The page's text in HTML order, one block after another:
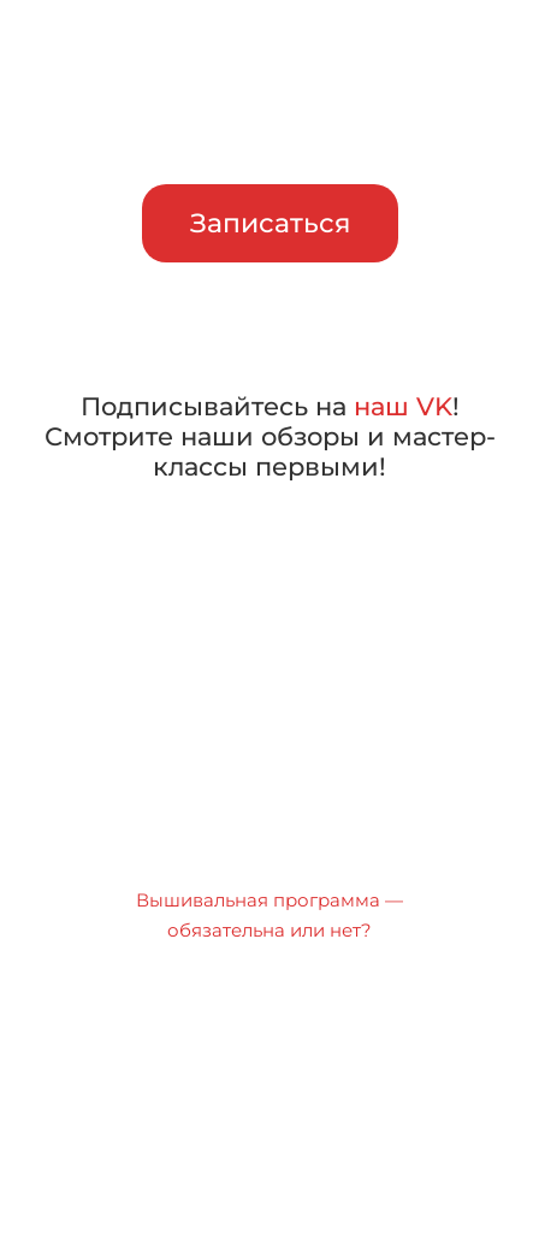
Записаться
Подписывайтесь на наш VK!
Смотрите наши обзоры и мастер-
классы первыми!
Вышивальная программа —
обязательна или нет?